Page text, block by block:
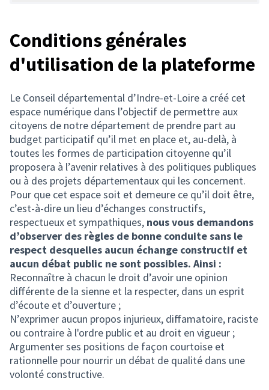
Conditions générales
d'utilisation de la plateforme
Le Conseil départemental d’Indre-et-Loire a créé cet
espace numérique dans l’objectif de permettre aux
citoyens de notre département de prendre part au
budget participatif qu’il met en place et, au-delà, à
toutes les formes de participation citoyenne qu’il
proposera à l’avenir relatives à des politiques publiques
ou à des projets départementaux qui les concernent.
Pour que cet espace soit et demeure ce qu’il doit être,
c’est-à-dire un lieu d’échanges constructifs,
respectueux et sympathiques, nous vous demandons
d’observer des règles de bonne conduite sans le
respect desquelles aucun échange constructif et
aucun débat public ne sont possibles. Ainsi :
Reconnaître à chacun le droit d’avoir une opinion
différente de la sienne et la respecter, dans un esprit
d’écoute et d’ouverture ;
N’exprimer aucun propos injurieux, diffamatoire, raciste
ou contraire à l'ordre public et au droit en vigueur ;
Argumenter ses positions de façon courtoise et
rationnelle pour nourrir un débat de qualité dans une
volonté constructive.